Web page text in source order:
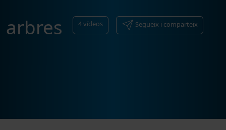
arbres 4vídeos Segueix i comparteix